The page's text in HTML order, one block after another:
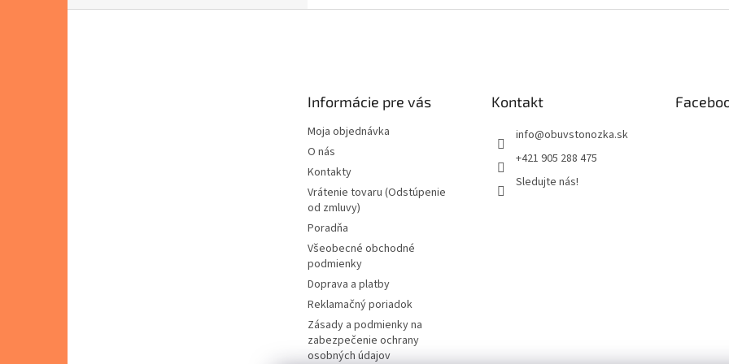
Informácie pre vás
Moja objednávka
O nás
Kontakty
Vrátenie tovaru (Odstúpenie
od zmluvy)
Poradňa
Všeobecné obchodné
podmienky
Doprava a platby
Reklamačný poriadok
Zásady a podmienky na
zabezpečenie ochrany
osobných údajov
Kontakt
info@obuvstonozka.sk
+421 905 288 475
Sledujte nás!